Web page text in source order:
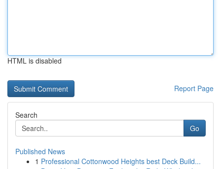
HTML is disabled
Report Page
Search
Go
Published News
1 Professional Cottonwood Heights best Deck Build...